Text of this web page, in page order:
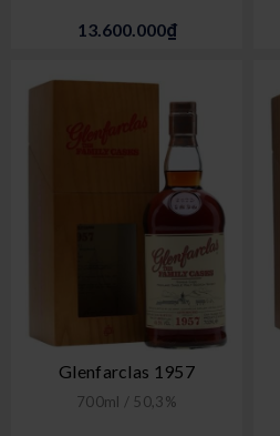
13.600.000₫
Glenfarclas 1957
700ml / 50,3%